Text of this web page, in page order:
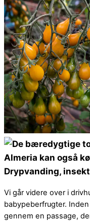
Drypvanding,
Vi går videre over i
babypeberfrugter.
gennem en passage,